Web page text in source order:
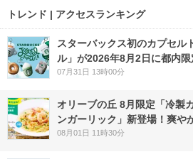
トレンド | アクセスランキング
スターバックス初のカプセル
ル」が2026年8月2日に都内
07月31日 13時00分
オリーブの丘 8月限定「冷製
ンガーリック」新登場！爽や
08月01日 11時30分